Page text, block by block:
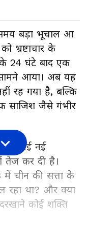
बड़ा भूचाल आ
भ्रष्टाचार के
24 घंटे बाद एक
आया। अब यह
रह गया है, बल्कि
साजिश जैसे गंभीर
आई नई
तेज कर दी है।
में चीन की सत्ता के
रहा था? और क्या
कोई शक्ति